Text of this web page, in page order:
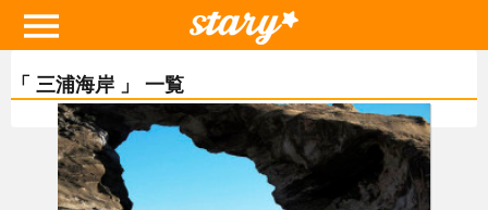
「 三浦海岸 」 一覧